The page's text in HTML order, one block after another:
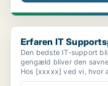
Erfaren IT Supportspecialist
Erfaren IT
Den bedste IT-support
gengæld bliver den
Hos [xxxxx] ved vi, hvor